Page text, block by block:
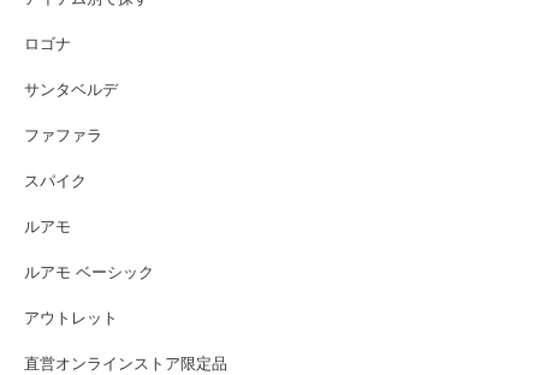
ロゴナ
サンタベルデ
ファファラ
スパイク
ルアモ
ルアモ ベーシック
アウトレット
直営オンラインストア限定品